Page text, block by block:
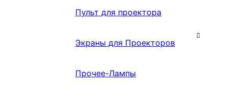
Пульт для проектора
Экраны для Проекторов
Прочее-Лампы